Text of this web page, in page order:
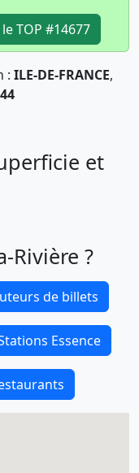
TOP #14677
: ILE-DE-FRANCE,
et
Rivière ?
de billets
Essence